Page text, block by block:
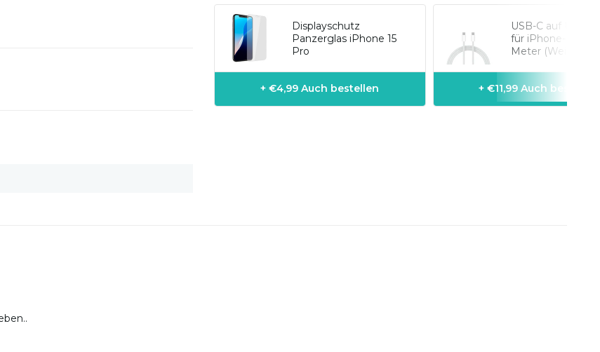
Displayschutz
Panzerglas iPhone 15
Pro
+ €4,99 Auch bestellen
USB-C auf USB-C
für iPhone-
Meter (Weiß)
+ €11,99 Auch bestellen